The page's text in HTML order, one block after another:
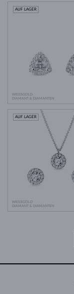
WEISSGOLD
DIAMANT & DIAMANTEN
AUF LAGER
WEISSGOLD
DIAMANT & DIAMANTEN
AUF LAGER